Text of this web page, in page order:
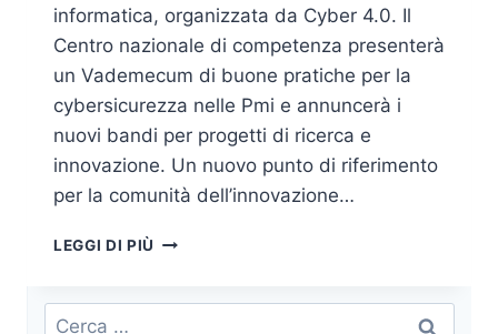
informatica, organizzata da Cyber 4.0. Il
Centro nazionale di competenza presenterà
un Vademecum di buone pratiche per la
cybersicurezza nelle Pmi e annuncerà i
nuovi bandi per progetti di ricerca e
innovazione. Un nuovo punto di riferimento
per la comunità dell’innovazione…
LEGGI DI PIÙ FORUM
LA
Ricerca